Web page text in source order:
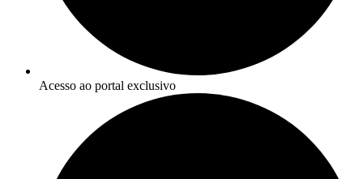
Acesso ao portal exclusivo